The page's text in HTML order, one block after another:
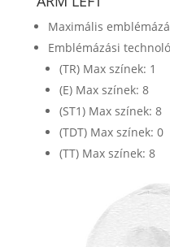
Maximális
Emblémázási
(TR) Max színek: 1
(E) Max színek: 8
(ST1) Max színek: 8
(TDT) Max színek: 0
(TT) Max színek: 8